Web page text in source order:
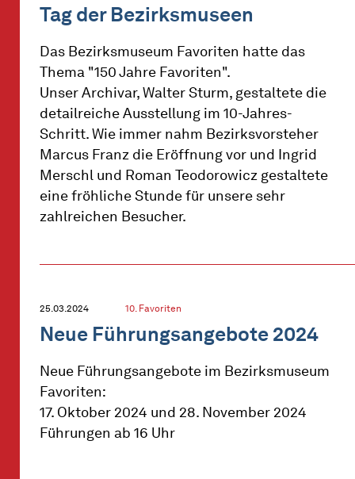
Tag der Bezirksmuseen
Das Bezirksmuseum Favoriten hatte das
Thema "150 Jahre Favoriten".
Unser Archivar, Walter Sturm, gestaltete die
detailreiche Ausstellung im 10-Jahres-
Schritt. Wie immer nahm Bezirksvorsteher
Marcus Franz die Eröffnung vor und Ingrid
Merschl und Roman Teodorowicz gestaltete
eine fröhliche Stunde für unsere sehr
zahlreichen Besucher.
25.03.2024 10. Favoriten
Neue Führungsangebote 2024
Neue Führungsangebote im Bezirksmuseum
Favoriten:
17. Oktober 2024 und 28. November 2024
Führungen ab 16 Uhr